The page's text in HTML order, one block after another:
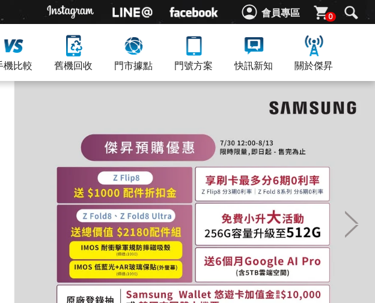
會員專區 0
機比較 舊機回收 門市據點 門號方案 快訊新知 關於傑昇